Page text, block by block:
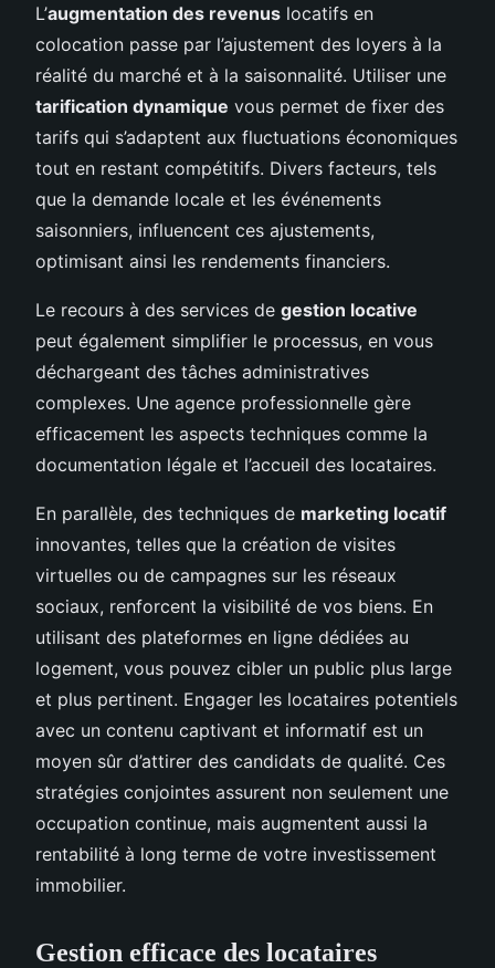
L’augmentation des revenus locatifs en
colocation passe par l’ajustement des loyers à la
réalité du marché et à la saisonnalité. Utiliser une
tarification dynamique vous permet de fixer des
tarifs qui s’adaptent aux fluctuations économiques
tout en restant compétitifs. Divers facteurs, tels
que la demande locale et les événements
saisonniers, influencent ces ajustements,
optimisant ainsi les rendements financiers.
Le recours à des services de gestion locative
peut également simplifier le processus, en vous
déchargeant des tâches administratives
complexes. Une agence professionnelle gère
efficacement les aspects techniques comme la
documentation légale et l’accueil des locataires.
En parallèle, des techniques de marketing locatif
innovantes, telles que la création de visites
virtuelles ou de campagnes sur les réseaux
sociaux, renforcent la visibilité de vos biens. En
utilisant des plateformes en ligne dédiées au
logement, vous pouvez cibler un public plus large
et plus pertinent. Engager les locataires potentiels
avec un contenu captivant et informatif est un
moyen sûr d’attirer des candidats de qualité. Ces
stratégies conjointes assurent non seulement une
occupation continue, mais augmentent aussi la
rentabilité à long terme de votre investissement
immobilier.
Gestion efficace des locataires